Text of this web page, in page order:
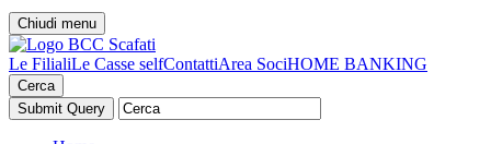
Chiudi menu
Le FilialiLe Casse selfContattiArea SociHOME BANKING
Cerca